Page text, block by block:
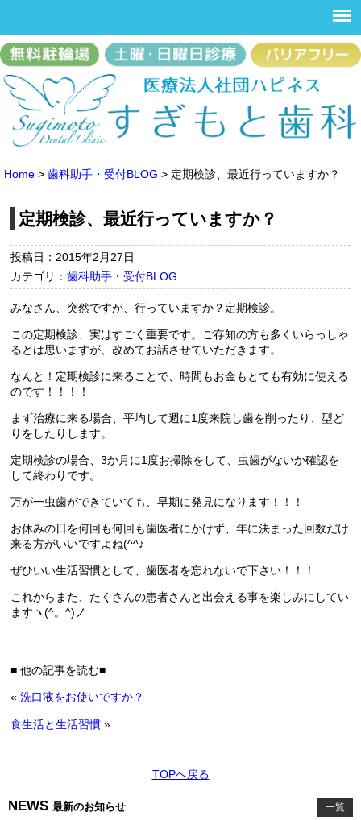
Home > 歯科助手・受付BLOG > 定期検診、最近行っていますか？
定期検診、最近行っていますか？
投稿日：2015年2月27日
カテゴリ：歯科助手・受付BLOG
みなさん、突然ですが、行っていますか？定期検診。
この定期検診、実はすごく重要です。ご存知の方も多くいらっしゃ
るとは思いますが、改めてお話させていただきます。
なんと！定期検診に来ることで、時間もお金もとても有効に使える
のです！！！！
まず治療に来る場合、平均して週に1度来院し歯を削ったり、型ど
りをしたりします。
定期検診の場合、3か月に1度お掃除をして、虫歯がないか確認を
して終わりです。
万が一虫歯ができていても、早期に発見になります！！！
お休みの日を何回も何回も歯医者にかけず、年に決まった回数だけ
来る方がいいですよね(^^♪
ぜひいい生活習慣として、歯医者を忘れないで下さい！！！
これからまた、たくさんの患者さんと出会える事を楽しみにしてい
ますヽ(^。^)ノ
■ 他の記事を読む■
«洗口液をお使いですか？
食生活と生活習慣 »
TOPへ戻る
NEWS 最新のお知らせ 一覧